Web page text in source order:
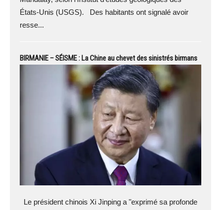
États-Unis (USGS). Des habitants ont signalé avoir
resse...
BIRMANIE – SÉISME : La Chine au chevet des sinistrés birmans
Le président chinois Xi Jinping a "exprimé sa profonde